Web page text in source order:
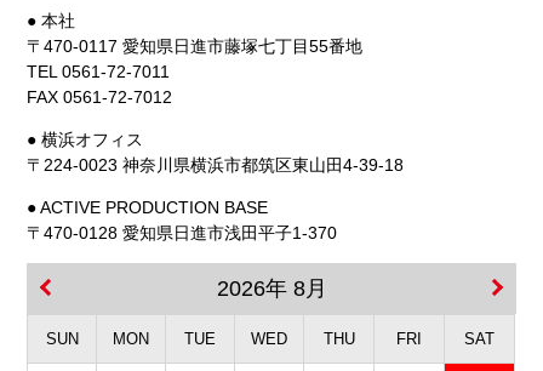
● 本社
〒470-0117 愛知県日進市藤塚七丁目55番地
TEL 0561-72-7011
FAX 0561-72-7012
● 横浜オフィス
〒224-0023 神奈川県横浜市都筑区東山田4-39-18
● ACTIVE PRODUCTION BASE
〒470-0128 愛知県日進市浅田平子1-370
2026年 8月
SUN MON TUE WED THU FRI SAT